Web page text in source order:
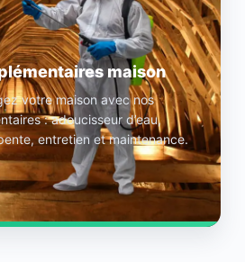
maison
votre maison avec nos
: adoucisseur d’eau,
entretien et maintenance.